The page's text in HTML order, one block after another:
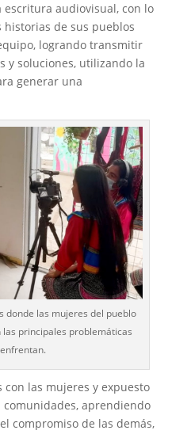
audiovisual, con lo
de sus pueblos
logrando transmitir
y soluciones, utilizando la
generar una
donde las mujeres del pueblo
principales problemáticas
con las mujeres y expuesto
aprendiendo
compromiso de las demás,